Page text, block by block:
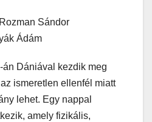
Sándor
Ádám
Dániával kezdik meg
ismeretlen ellenfél miatt
lehet. Egy nappal
amely fizikális,